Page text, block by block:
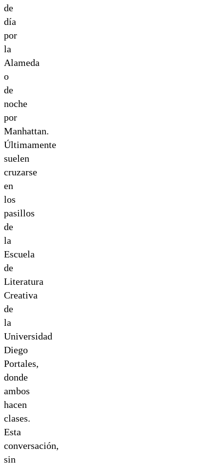
de
día
por
la
Alameda
o
de
noche
por
Manhattan.
Últimamente
suelen
cruzarse
en
los
pasillos
de
la
Escuela
de
Literatura
Creativa
de
la
Universidad
Diego
Portales,
donde
ambos
hacen
clases.
Esta
conversación,
sin